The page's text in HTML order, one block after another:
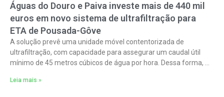
Águas do Douro e Paiva investe mais de 440 mil
euros em novo sistema de ultrafiltração para
ETA de Pousada-Gôve
A solução prevê uma unidade móvel contentorizada de
ultrafiltração, com capacidade para assegurar um caudal útil
mínimo de 45 metros cúbicos de água por hora. Dessa forma, o
Leia mais »